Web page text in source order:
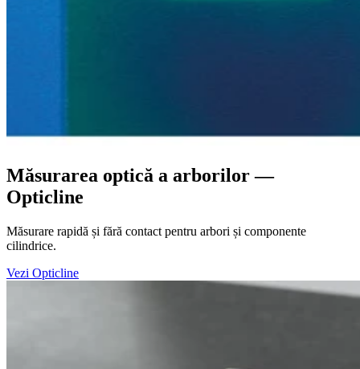
Măsurarea optică a arborilor —
Opticline
Măsurare rapidă și fără contact pentru arbori și componente
cilindrice.
Vezi Opticline